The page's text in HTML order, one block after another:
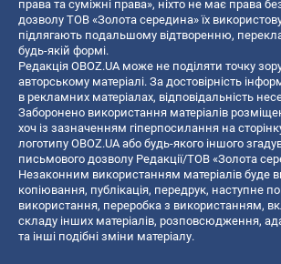
права та суміжні права», ніхто не має права
дозволу ТОВ «Золота середина» їх
підлягають подальшому відтворенню,
будь-якій формі.
Редакція OBOZ.UA може не поділяти точку
авторському матеріалі. За достовірність
в рекламних матеріалах, відповідальність
Заборонено використання матеріалів
хоч із зазначенням гіперпосилання на
логотипу OBOZ.UA або будь-якого іншого
письмового дозволу Редакції/ТОВ «Золота
Незаконним використанням матеріалів буде
копiювання, публiкацiя, передрук, наступне
використання, переробка з використанням,
складу інших матеріалів, розповсюдження,
та інші подібні зміни матеріалу.